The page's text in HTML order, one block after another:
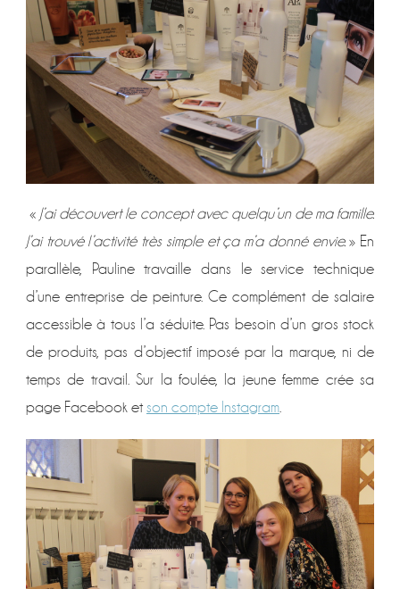
« J’ai découvert le concept avec quelqu’un de ma famille.
J’ai trouvé l’activité très simple et ça m’a donné envie.» En
parallèle, Pauline travaille dans le service technique
d’une entreprise de peinture. Ce complément de salaire
accessible à tous l’a séduite. Pas besoin d’un gros stock
de produits, pas d’objectif imposé par la marque, ni de
temps de travail. Sur la foulée, la jeune femme crée sa
page Facebook et son compte Instagram.